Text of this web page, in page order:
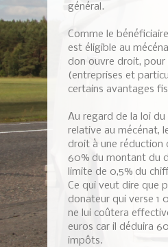
général.
Comme le
est éligible au
don ouvre droit, pour
(entreprises et
certains avantages
Au regard de la loi du
relative au mécénat,
droit à une réduction
60% du montant du
limite de 0,5% du
Ce qui veut dire que
donateur qui verse 1
ne lui coûtera
euros car il déduira
impôts.